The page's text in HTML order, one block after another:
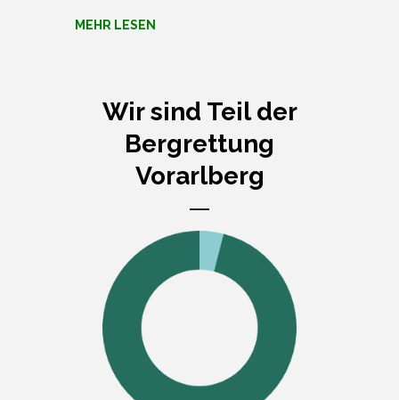
MEHR LESEN
Wir sind Teil der
Bergrettung
Vorarlberg